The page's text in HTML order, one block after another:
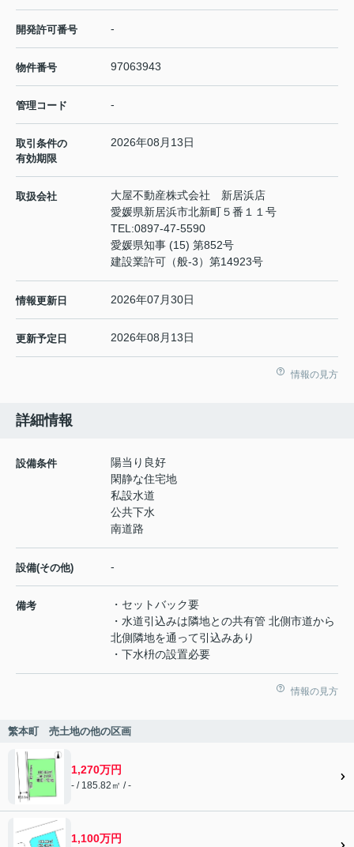
開発許可番号 -
物件番号 97063943
管理コード -
取引条件の
有効期限
2026年08月13日
取扱会社
大屋不動産株式会社 新居浜店
愛媛県新居浜市北新町５番１１号
TEL:0897-47-5590
愛媛県知事 (15) 第852号
建設業許可（般-3）第14923号
情報更新日 2026年07月30日
更新予定日 2026年08月13日
情報の見方
詳細情報
設備条件
陽当り良好
閑静な住宅地
私設水道
公共下水
南道路
設備(その他) -
備考
・セットバック要
・水道引込みは隣地との共有管 北側市道から
北側隣地を通って引込みあり
・下水枡の設置必要
情報の見方
繁本町 売土地の他の区画
1,270万円
- / 185.82㎡ / -
1,100万円